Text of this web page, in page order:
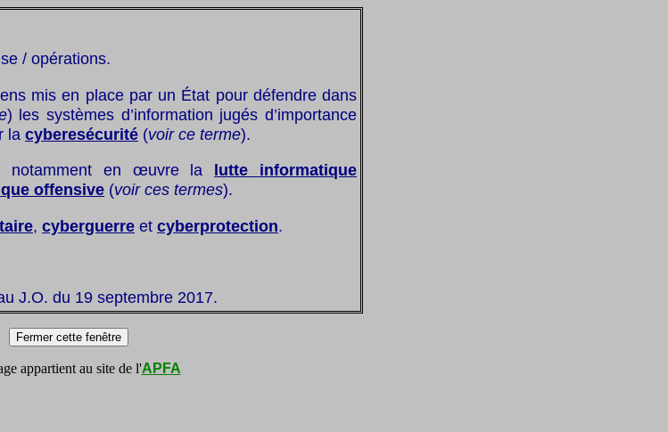
/ opérations.
mis en place par un État pour défendre dans
) les systèmes d’information jugés d’importance
la cyberesécurité (voir ce terme).
notamment en œuvre la lutte informatique
offensive (voir ces termes).
, cyberguerre et cyberprotection.
J.O. du 19 septembre 2017.
appartient au site de l'APFA